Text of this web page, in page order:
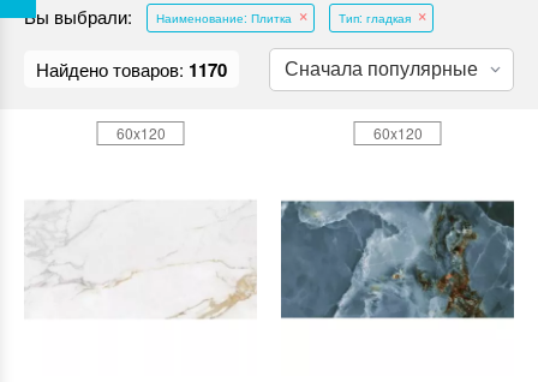
Вы выбрали: Наименование: Плитка Тип: гладкая
Найдено товаров: 1170
60x120 60x120